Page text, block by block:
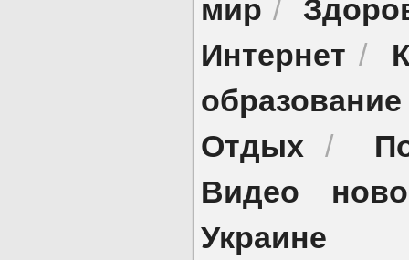
/
Интернет /
образование
Отдых /
Видео
Украине